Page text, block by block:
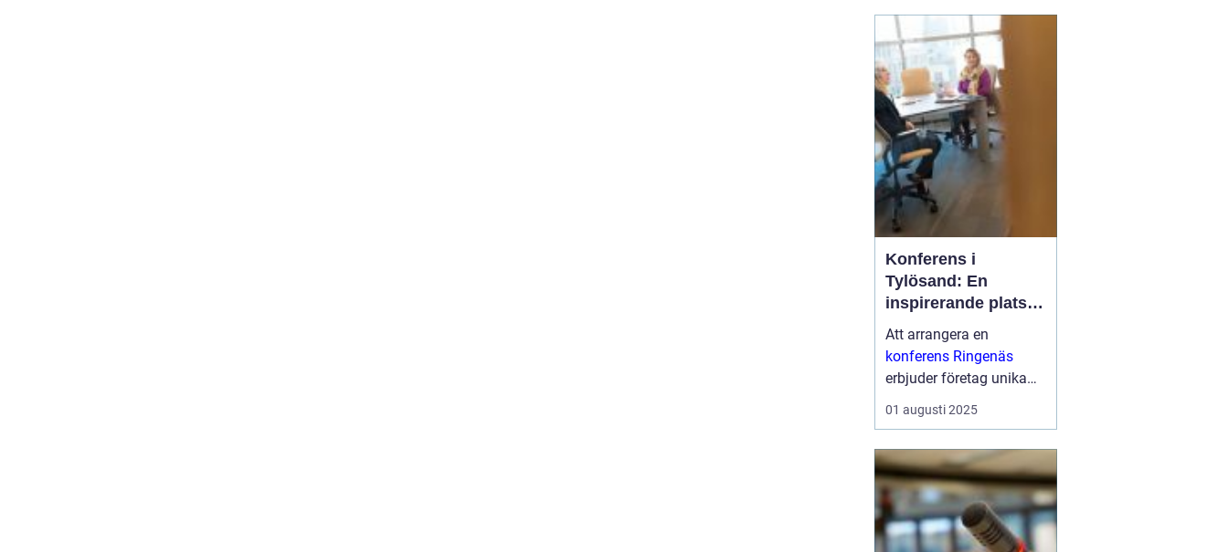
Konferens i
Tylösand: En
inspirerande plats
för din nästa
företagssammanko
mst
Att arrangera en
konferens Ringenäs
erbjuder företag unika
möjligheter att
kombinera
fantastiska
naturskönheter och
aktivit...
01 augusti 2025